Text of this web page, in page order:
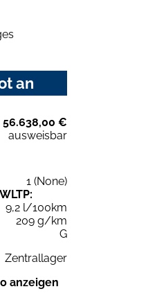
an
56.638,00 €
ausweisbar
1 (None)
9,2 l/100km
209 g/km
G
Zentrallager
anzeigen